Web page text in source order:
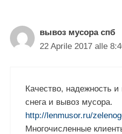
вывоз мусора спб
22 Aprile 2017 alle
Качество, надежность и
снега и вывоз мусора.
http://lenmusor.ru/
Многочисленные